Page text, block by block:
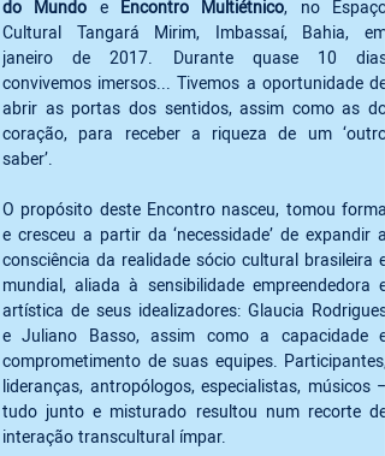
do Mundo e Encontro Multiétnico, no Espaço
Cultural Tangará Mirim, Imbassaí, Bahia, em
janeiro de 2017. Durante quase 10 dias
convivemos imersos... Tivemos a oportunidade de
abrir as portas dos sentidos, assim como as do
coração, para receber a riqueza de um ‘outro
O propósito deste Encontro nasceu, tomou forma
e cresceu a partir da ‘necessidade’ de expandir a
consciência da realidade sócio cultural brasileira e
mundial, aliada à sensibilidade empreendedora e
artística de seus idealizadores: Glaucia Rodrigues
e Juliano Basso, assim como a capacidade e
comprometimento de suas equipes. Participantes,
lideranças, antropólogos, especialistas, músicos –
tudo junto e misturado resultou num recorte de
interação transcultural ímpar.